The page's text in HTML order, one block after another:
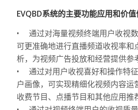
EVQBD系统的主要功能应用和价值
• 通过对海量视频终端用户收视数
可更准确地进行直播频道收视率和
析，为视频广告投放和经营提供参
• 通过对用户收视喜好和操作特
户画像，可实现精细化视频内容运
收费节目、点播节目和其他应用推